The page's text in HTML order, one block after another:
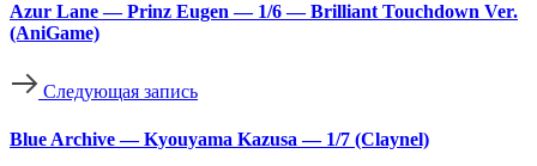
Azur Lane — Prinz Eugen — 1/6 — Brilliant Touchdown Ver.
(AniGame)
Следующая запись
Blue Archive — Kyouyama Kazusa — 1/7 (Claynel)